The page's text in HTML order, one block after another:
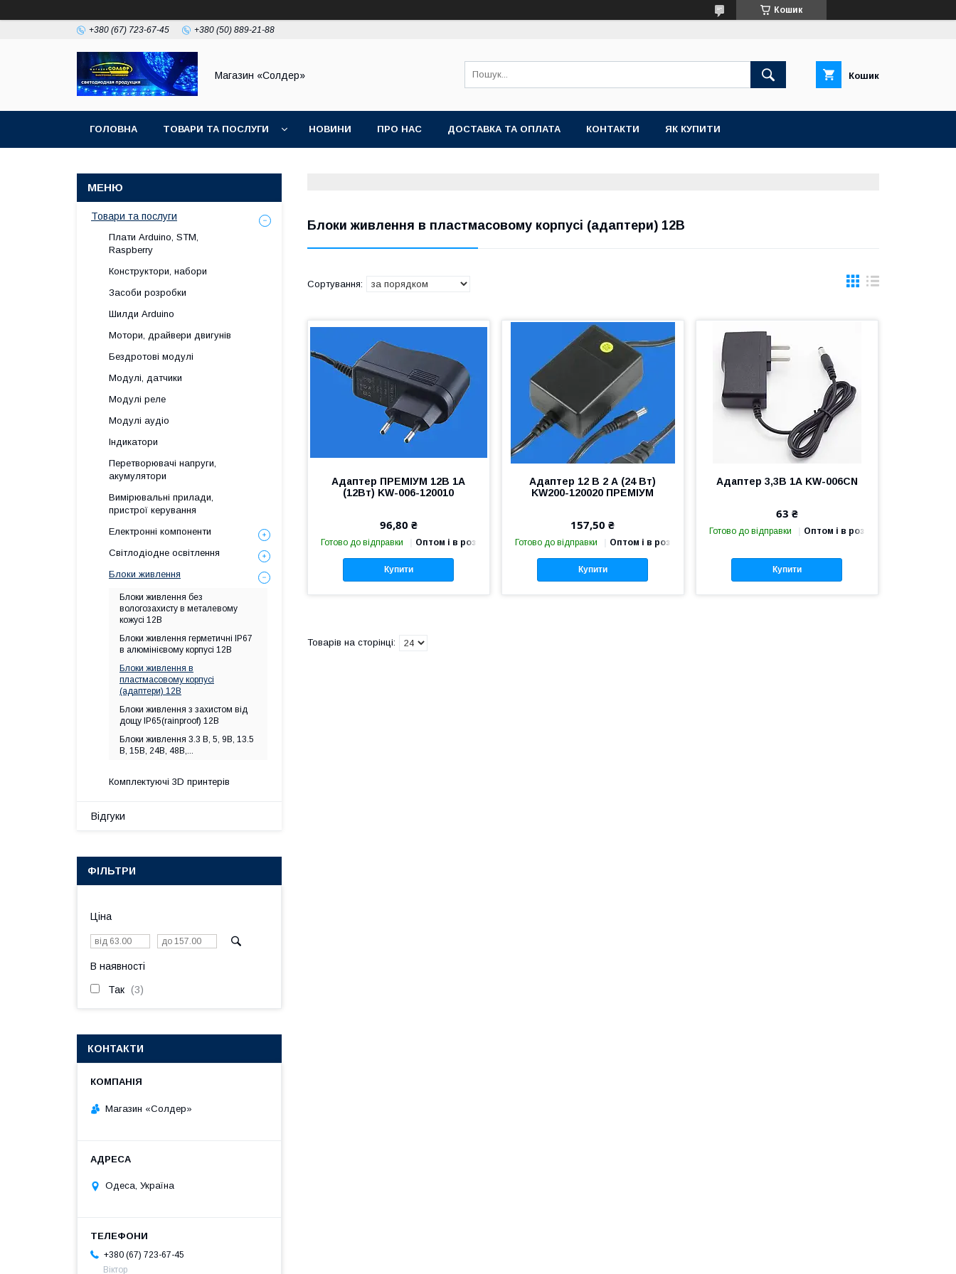
Кошик
+380 (67) 723-67-45 +380 (50) 889-21-88
Магазин «Солдер» Кошик
ГОЛОВНА ТОВАРИ ТА ПОСЛУГИ НОВИНИ ПРО НАС ДОСТАВКА ТА ОПЛАТА КОНТАКТИ ЯК КУПИТИ
Блоки живлення в пластмасовому корпусі (адаптери) 12В
Адаптер ПРЕМІУМ 12В 1А
(12Вт) KW-006-120010
96,80 ₴
Готово до відправки Оптом і в роздріб
Купити
Адаптер 12 В 2 А (24 Вт)
KW200-120020 ПРЕМІУМ
157,50 ₴
Готово до відправки Оптом і в роздріб
Купити
Адаптер 3,3В 1А KW-006CN
63 ₴
Готово до відправки Оптом і в роздріб
Купити
Товари та послуги
Плати Arduino, STM,
Raspberry
Конструктори, набори
Засоби розробки
Шилди Arduino
Мотори, драйвери двигунів
Бездротові модулі
Модулі, датчики
Модулі реле
Модулі аудіо
Індикатори
Перетворювачі напруги,
акумулятори
Вимірювальні прилади,
пристрої керування
Електронні компоненти
Світлодіодне освітлення
Блоки живлення
Блоки живлення без
вологозахисту в металевому
кожусі 12В
Блоки живлення герметичні IP67
в алюмінієвому корпусі 12В
Блоки живлення в
пластмасовому корпусі
(адаптери) 12В
Блоки живлення з захистом від
дощу IP65(rainproof) 12В
Блоки живлення 3.3 В, 5, 9В, 13.5
В, 15В, 24В, 48В,...
Комплектуючі 3D принтерів
Відгуки
ФІЛЬТРИ
Ціна
В наявності
Так 3
КОНТАКТИ
Магазин «Солдер»
Одеса, Україна
+380 (67) 723-67-45
Віктор